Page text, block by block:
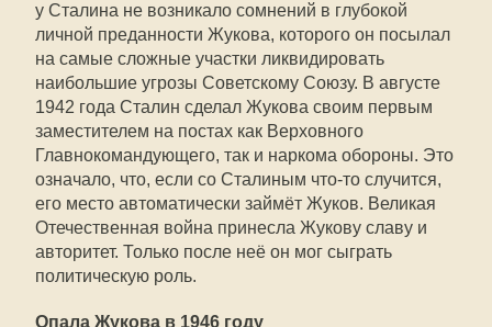
у Сталина не возникало сомнений в глубокой
личной преданности Жукова, которого он посылал
на самые сложные участки ликвидировать
наибольшие угрозы Советскому Союзу. В августе
1942 года Сталин сделал Жукова своим первым
заместителем на постах как Верховного
Главнокомандующего, так и наркома обороны. Это
означало, что, если со Сталиным что-то случится,
его место автоматически займёт Жуков. Великая
Отечественная война принесла Жукову славу и
авторитет. Только после неё он мог сыграть
политическую роль.
Опала Жукова в 1946 году